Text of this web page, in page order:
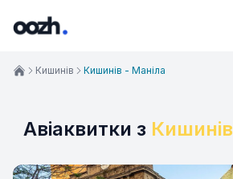
Авіаквитки з Кишинів
Кишинів Кишинів - Маніла